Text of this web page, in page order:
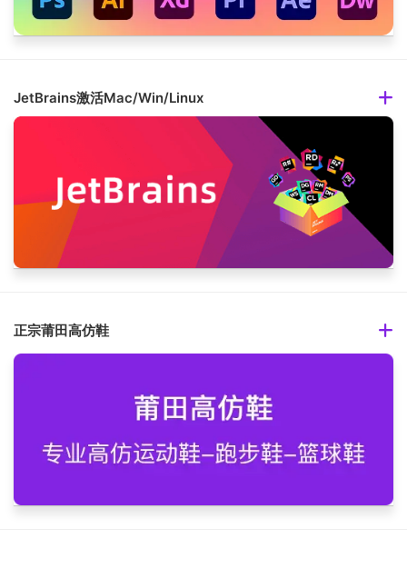
JetBrains激活Mac/Win/Linux
正宗莆田高仿鞋